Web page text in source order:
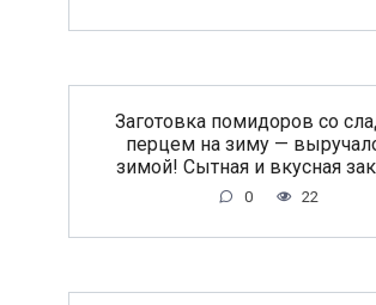
Заготовка помидоров со
перцем на зиму —
зимой! Сытная и вкусная
0 22